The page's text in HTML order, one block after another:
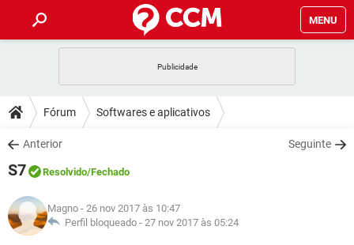
MENU
CELULAR FACEBOOK
OUTLOOK
INSTAGRAM
GUIA DE COMPRAS
DICAS
JOGOS WHATSAPP
INSTAGRAM
GUIA DE COMPRAS
DOWNLOADS
JOGOS
CELULAR
OUTLOOK EXCEL
FÓRUM
JOGOS
CELULAR
GLOSSÁRIO
Fórum Softwares e aplicativos
Anterior Seguinte
S7 Resolvido/Fechado
Magno - 26 nov 2017 às 10:47
Perfil bloqueado - 27 nov 2017 às 05:24